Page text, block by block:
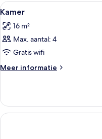
Alle
foto's
voor
Kamer
laden
3
Kamer
16 m²
Max. aantal: 4
Gratis wifi
Meer informatie
Meer